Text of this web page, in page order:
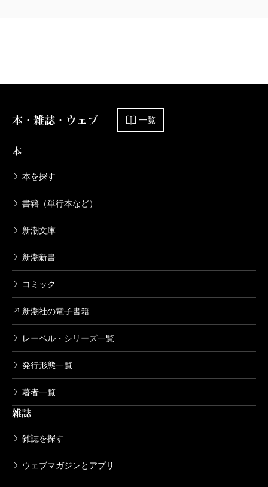
本・雑誌・ウェブ 一覧
本
本を探す
書籍（単行本など）
新潮文庫
新潮新書
コミック
新潮社の電子書籍
レーベル・シリーズ一覧
発行形態一覧
著者一覧
雑誌
雑誌を探す
ウェブマガジンとアプリ